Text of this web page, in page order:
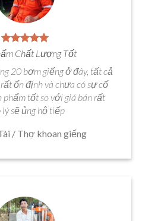
Chất Lượng Tốt
20 bơm giếng ở đây, tất cả
ổn định và chưa có sự cố
phẩm tốt so với giá bán rất
lý sẽ ủng hộ tiếp
/ Thợ khoan giếng